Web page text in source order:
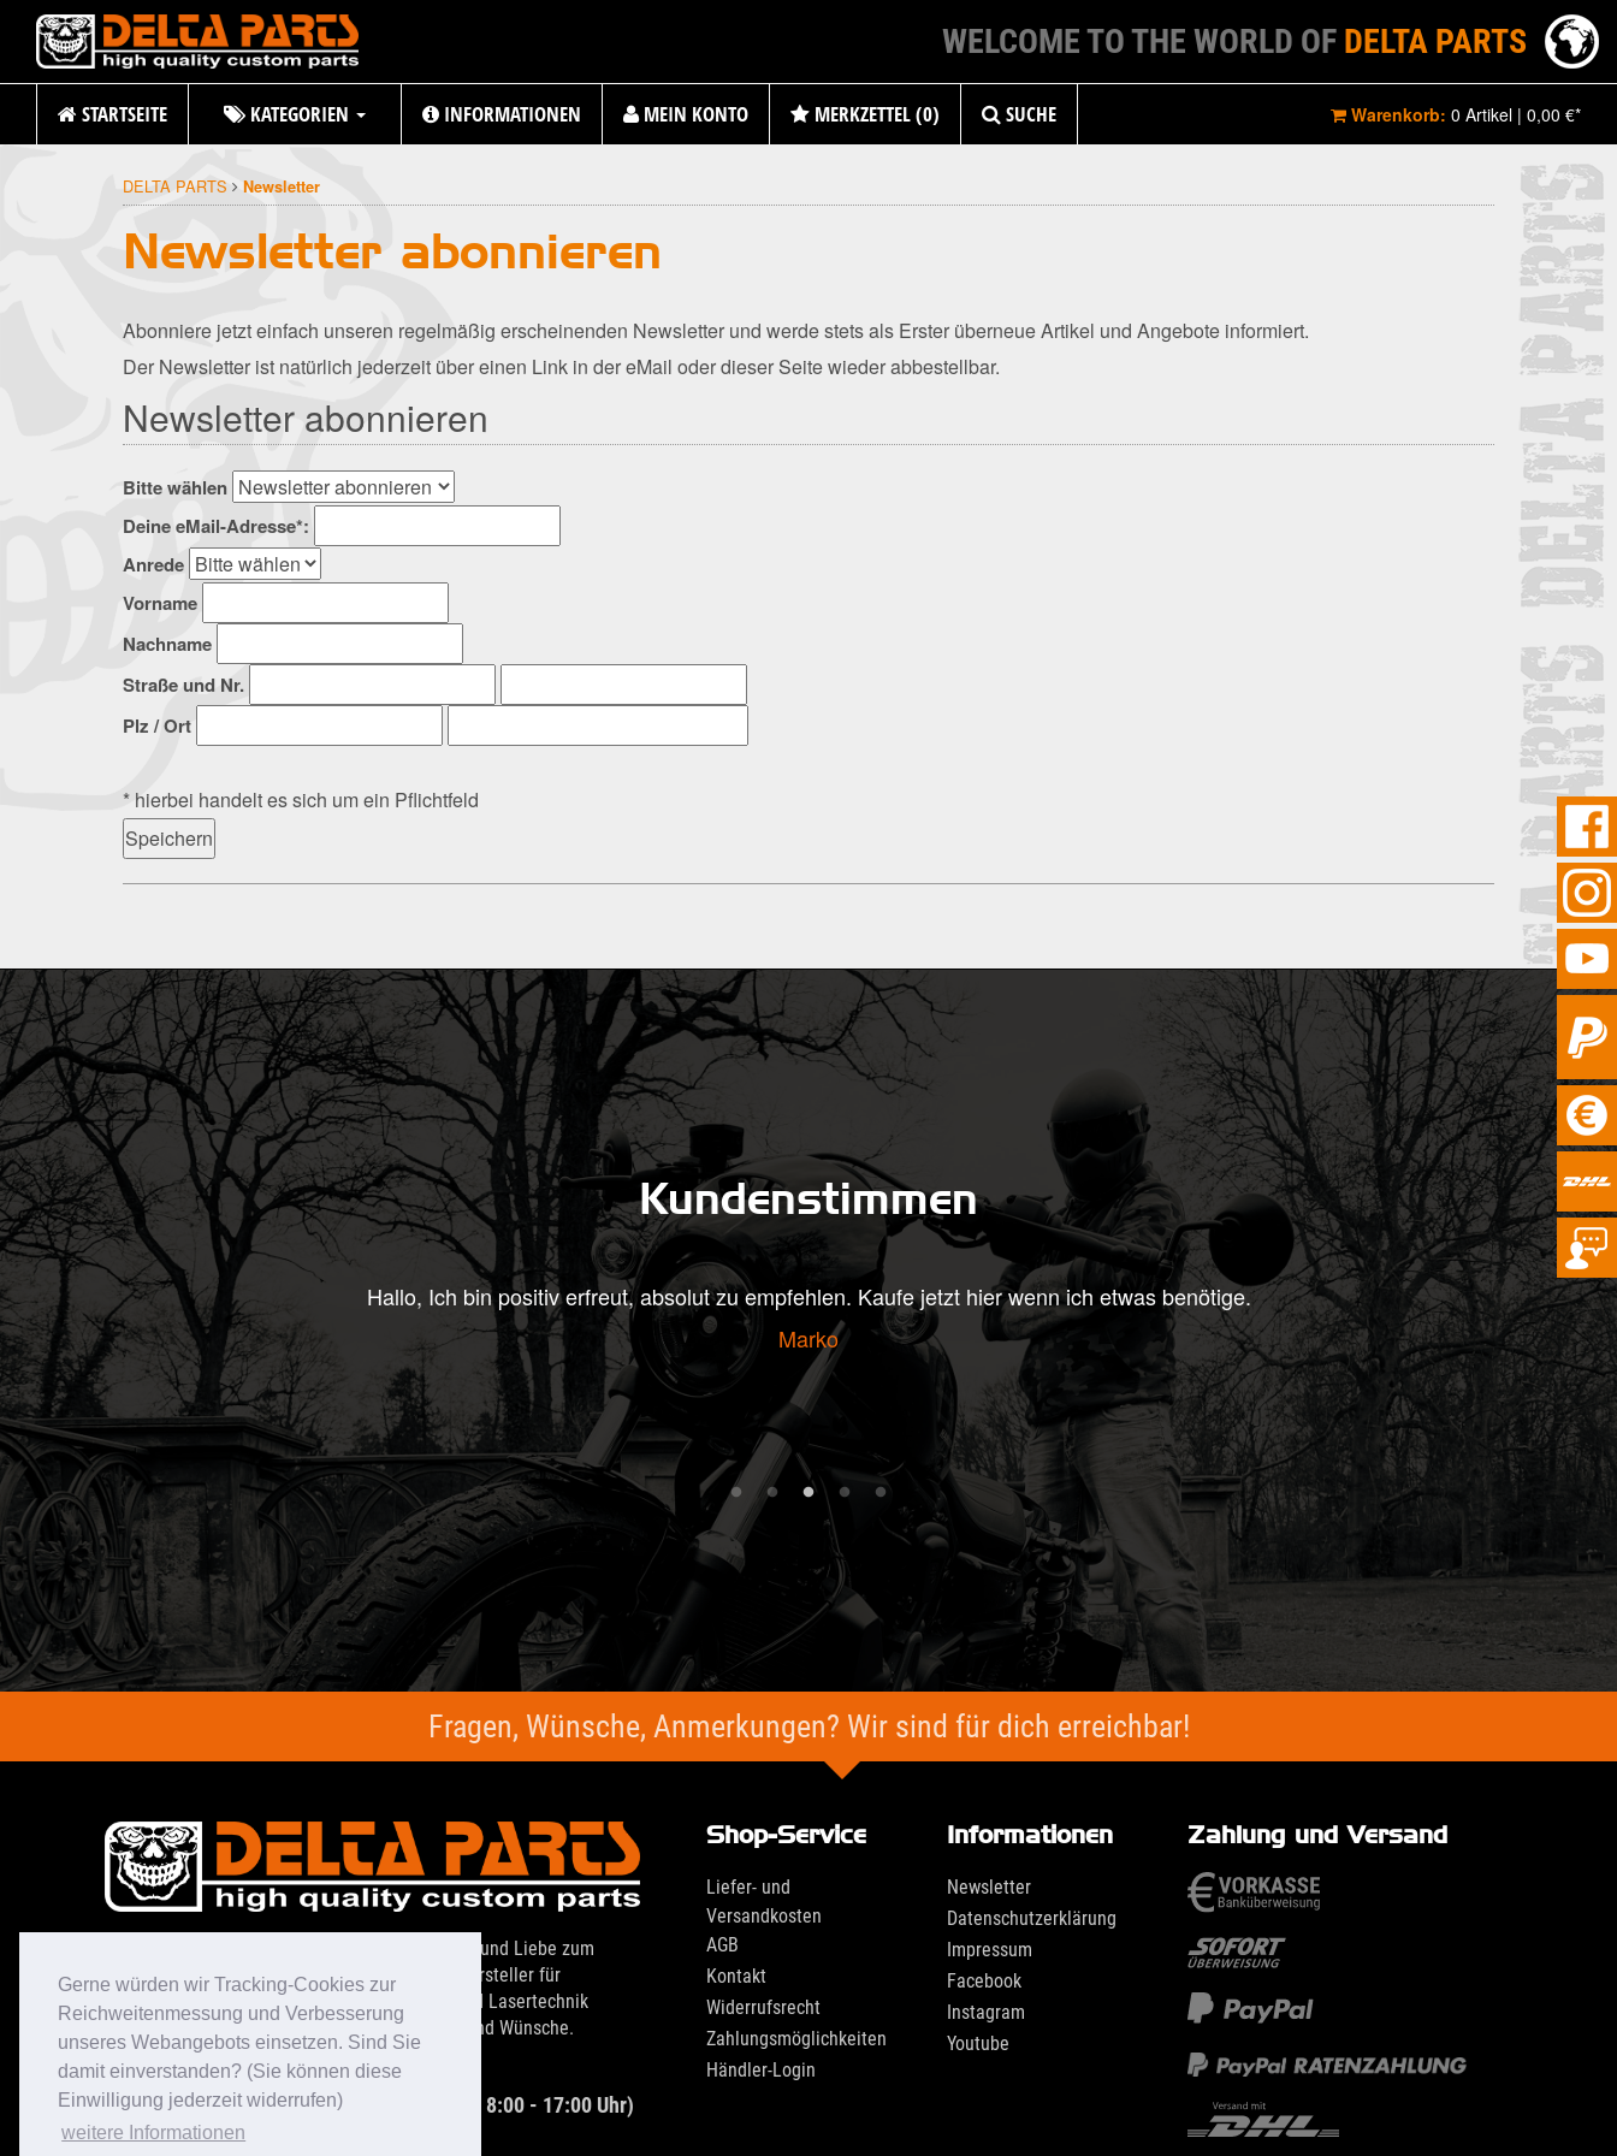
Gerne würden wir Tracking-Cookies zur
Reichweitenmessung und Verbesserung
unseres Webangebots einsetzen. Sind Sie
damit einverstanden? (Sie können diese
Einwilligung jederzeit widerrufen)
weitere Informationen
WELCOME TO THE WORLD OF DELTA PARTS
STARTSEITE KATEGORIEN INFORMATIONEN MEIN KONTO MERKZETTEL (0) SUCHE Warenkorb: 0 Artikel | 0,00 €*
DELTA PARTS Newsletter
Newsletter abonnieren
Abonniere jetzt einfach unseren regelmäßig erscheinenden Newsletter und werde stets als Erster überneue Artikel und Angebote informiert.
Der Newsletter ist natürlich jederzeit über einen Link in der eMail oder dieser Seite wieder abbestellbar.
Newsletter abonnieren
Bitte wählen
Deine eMail-Adresse*:
Anrede
Vorname
Nachname
Straße und Nr.
Plz / Ort
* hierbei handelt es sich um ein Pflichtfeld
Kundenstimmen
Dank &
Hallo, Ich bin positiv erfreut, absolut zu empfehlen. Kaufe jetzt hier wenn ich etwas benötige.
Marko
Hallo,
Fragen, Wünsche, Anmerkungen? Wir sind für dich erreichbar!
Technische Innovation, Performance, Perfektion und Liebe zum
Detail. Das ist DELTA PARTS. Als zertifizierter Hersteller für
Motorradteile und mit modernster CNC-Fräs- und Lasertechnik
helfen wir bei der Realisierung Deiner Träume und Wünsche.
Service Hotline:033636 29 99 70 (Mo. - Fr. 8:00 - 17:00 Uhr)
Shop-Service
Liefer- und
Versandkosten
AGB
Kontakt
Widerrufsrecht
Zahlungsmöglichkeiten
Händler-Login
Informationen
Newsletter
Datenschutzerklärung
Impressum
Facebook
Instagram
Youtube
Zahlung und Versand